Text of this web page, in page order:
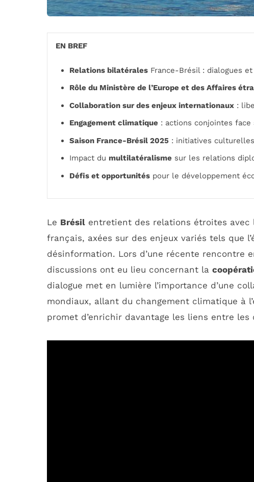
EN BREF
Relations bilatérales France-Brésil : dialogues
Rôle du Ministère de l’Europe et des Affaires
Collaboration sur des enjeux internationaux :
Engagement climatique : actions conjointes
Saison France-Brésil 2025 : initiatives
Impact du multilatéralisme sur les relations
Défis et opportunités pour le développement
Le Brésil entretient des relations étroites avec
français, axées sur des enjeux variés tels que
désinformation. Lors d’une récente
discussions ont eu lieu concernant la
dialogue met en lumière l’importance d’une
mondiaux, allant du changement climatique à
promet d’enrichir davantage les liens entre les